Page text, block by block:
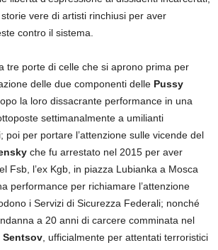
vere di artisti rinchiusi per aver
contro il sistema.
tre porte di celle che si aprono prima per
delle due componenti delle Pussy
la loro dissacrante performance in una
settimanalmente a umilianti
poi per portare l’attenzione sulle vicende del
che fu arrestato nel 2015 per aver
Fsb, l’ex Kgb, in piazza Lubianka a Mosca
performance per richiamare l’attenzione
i Servizi di Sicurezza Federali; nonché
a 20 anni di carcere comminata nel
Sentsov , ufficialmente per attentati terroristici